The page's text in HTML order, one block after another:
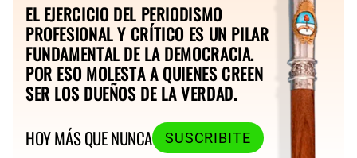
EL EJERCICIO DEL PERIODISMO
PROFESIONAL Y CRÍTICO ES UN PILAR
FUNDAMENTAL DE LA DEMOCRACIA.
POR ESO MOLESTA A QUIENES CREEN
SER LOS DUEÑOS DE LA VERDAD.
HOY MÁS QUE NUNCA
SUSCRIBITE